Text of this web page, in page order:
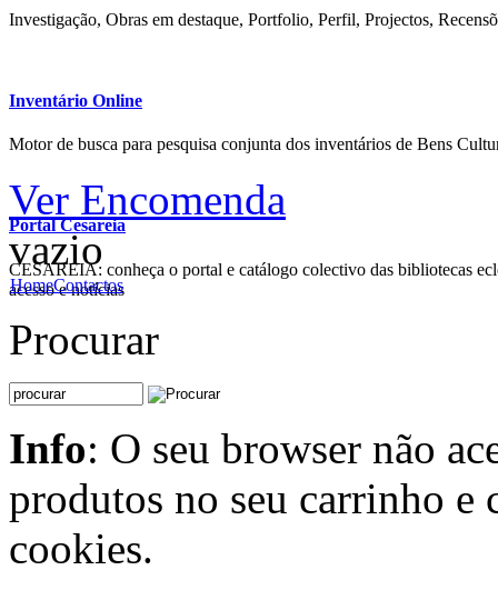
Investigação, Obras em destaque, Portfolio, Perfil, Projectos,
Inventário Online
Motor de busca para pesquisa conjunta dos inventários de Bens
Portal Cesareia
CESAREIA: conheça o portal e catálogo colectivo das bibliotecas
acesso e notícias
Ver Encomenda
vazio
HomeContactos
Procurar
Info: O seu browser não
produtos no seu carrinho e
cookies.